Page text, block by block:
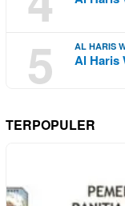
5 AL HARIS
Al Haris
TERPOPULER